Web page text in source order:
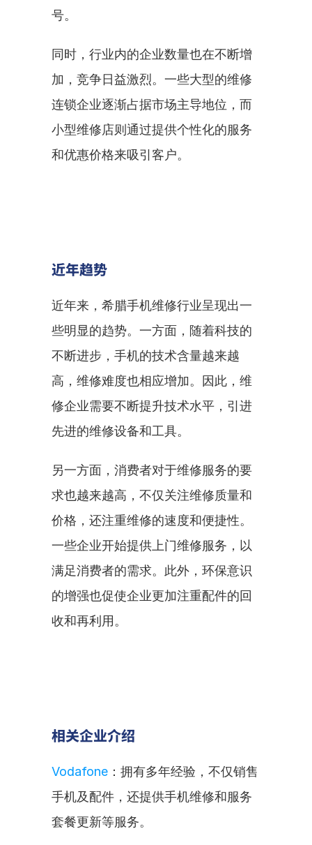
号。
同时，行业内的企业数量也在不断增
加，竞争日益激烈。一些大型的维修
连锁企业逐渐占据市场主导地位，而
小型维修店则通过提供个性化的服务
和优惠价格来吸引客户。
近年趋势
近年来，希腊手机维修行业呈现出一
些明显的趋势。一方面，随着科技的
不断进步，手机的技术含量越来越
高，维修难度也相应增加。因此，维
修企业需要不断提升技术水平，引进
先进的维修设备和工具。
另一方面，消费者对于维修服务的要
求也越来越高，不仅关注维修质量和
价格，还注重维修的速度和便捷性。
一些企业开始提供上门维修服务，以
满足消费者的需求。此外，环保意识
的增强也促使企业更加注重配件的回
收和再利用。
相关企业介绍
Vodafone ：拥有多年经验，不仅销售
手机及配件，还提供手机维修和服务
套餐更新等服务。